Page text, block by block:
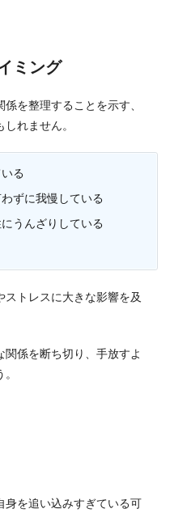
ミング
を整理することを示す、
れません。
る
ずに我慢している
うんざりしている
ストレスに大きな影響を及
係を断ち切り、手放すよ
身を追い込みすぎている可